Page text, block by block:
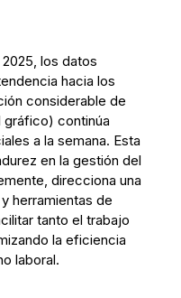
los datos
hacia los
considerable de
gráfico) continúa
a la semana. Esta
en la gestión del
direcciona una
herramientas de
tanto el trabajo
la eficiencia
laboral.